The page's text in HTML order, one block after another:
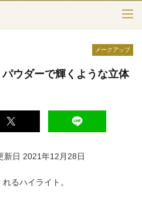
メークアップ
ウダーで輝くような立体
新日 2021年12月28日
るハイライト。